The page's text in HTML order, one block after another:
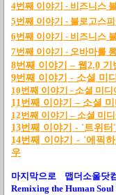
4번째 이야기 - 비즈니스
5번째 이야기 - 블로고스피
6번째 이야기 - 비즈니스
7번째 이야기 - 오바마를
8번째 이 야기 – 웹2.0 기
9번째 이야기 - 소셜 미
10번째 이야기 - 소셜 미
11번째 이 야기 – 소셜 미
12번째 이 야기 – 소셜 미
13번째 이야기 - '트위
14번째 이야기 - '에픽
우
마지막으로 맵더소울
Remixing the Human